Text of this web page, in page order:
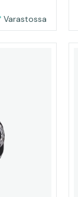
Varastossa